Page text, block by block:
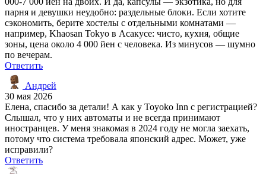
парня и девушки неудобно: раздельные блоки. Если хотите
сэкономить, берите хостелы с отдельными комнатами —
например, Khaosan Tokyo в Асакусе: чисто, кухня, общие
зоны, цена около 4 000 йен с человека. Из минусов — шумно
по вечерам.
Ответить
Андрей
30 мая 2026
Елена, спасибо за детали! А как у Toyoko Inn с регистрацией?
Слышал, что у них автоматы и не всегда принимают
иностранцев. У меня знакомая в 2024 году не могла заехать,
потому что система требовала японский адрес. Может, уже
исправили?
Ответить